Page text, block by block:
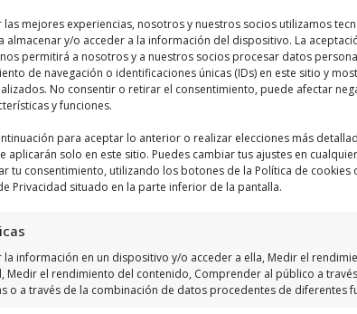
las mejores experiencias, nosotros y nuestros socios utilizamos
almacenar y/o acceder a la información del dispositivo. La
permitirá a nosotros y a nuestros socios procesar datos
de navegación o identificaciones únicas (IDs) en este sitio y
No consentir o retirar el consentimiento, puede afectar
y funciones.
para aceptar lo anterior o realizar elecciones más
aplicarán solo en este sitio. Puedes cambiar tus ajustes en
tu consentimiento, utilizando los botones de la Política de cookies
Privacidad situado en la parte inferior de la pantalla.
la información en un dispositivo y/o acceder a ella, Medir el
Medir el rendimiento del contenido, Comprender al público a
o a través de la combinación de datos procedentes de diferentes
asegura que tienen el
en el sector es un plus, ya que
los servicios de
ofrecen una amplia gama de